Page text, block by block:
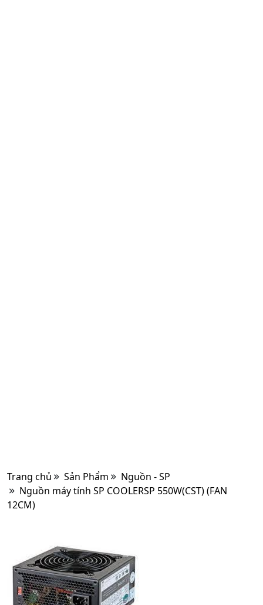
Trang chủ Sản Phẩm
Nguồn - SP
Nguồn máy tính SP COOLERSP 550W(CST) (FAN
12CM)